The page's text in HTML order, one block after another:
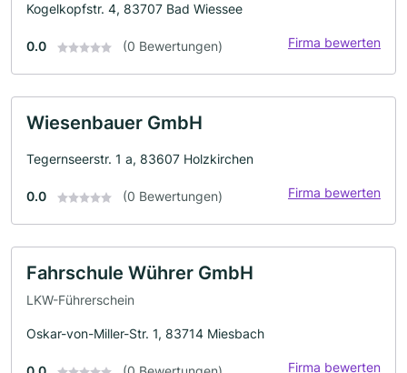
Kogelkopfstr. 4, 83707 Bad Wiessee
0.0 (0 Bewertungen) Firma bewerten
Wiesenbauer GmbH
Tegernseerstr. 1 a, 83607 Holzkirchen
0.0 (0 Bewertungen) Firma bewerten
Fahrschule Wührer GmbH
LKW-Führerschein
Oskar-von-Miller-Str. 1, 83714 Miesbach
Firma bewerten